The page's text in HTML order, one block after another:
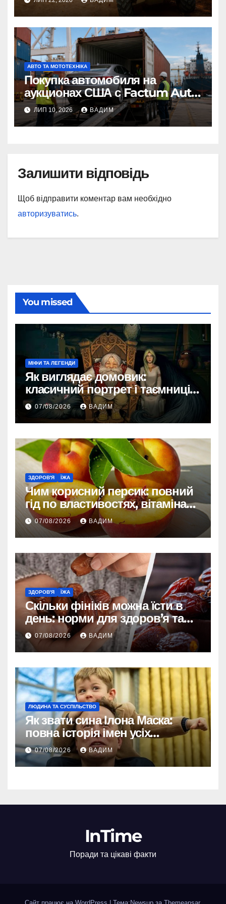
АВТО ТА МОТОТЕХНІКА
Покупка автомобиля на
аукционах США с Factum Auto
– от выбора до готовой
машины
ЛИП 10, 2026 ВАДИМ
Залишити відповідь
Щоб відправити коментар вам необхідно
авторизуватись.
You missed
МІФИ ТА ЛЕГЕНДИ
Як виглядає домовик:
класичний портрет і таємниці
зовнішності
07/08/2026 ВАДИМ
ЗДОРОВ'Я ЇЖА
Чим корисний персик: повний
гід по властивостях, вітамінах і
впливі на організм
07/08/2026 ВАДИМ
ЗДОРОВ'Я ЇЖА
Скільки фініків можна їсти в
день: норми для здоров’я та
енергії
07/08/2026 ВАДИМ
ЛЮДИНА ТА СУСПІЛЬСТВО
Як звати сина Ілона Маска:
повна історія імен усіх
хлопчиків мільярдера
07/08/2026 ВАДИМ
InTime
Поради та цікаві факти